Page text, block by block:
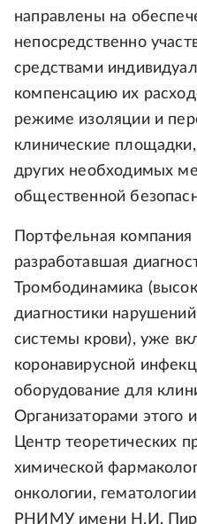
направлены на
непосредственно
средствами
компенсацию их
режиме изоляции и
клинические
других необходимых
общественной
Портфельная
разработавшая
Тромбодинамика
диагностики
системы крови), уже
коронавирусной
оборудование для
Организаторами этого
Центр теоретических
химической
онкологии,
РНИМУ имени Н.И.